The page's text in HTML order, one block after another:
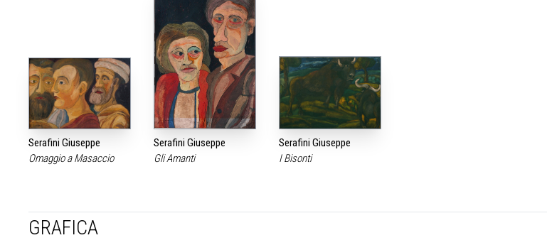
Serafini Giuseppe
Omaggio a Masaccio
Serafini Giuseppe
Gli Amanti
Serafini Giuseppe
I Bisonti
GRAFICA